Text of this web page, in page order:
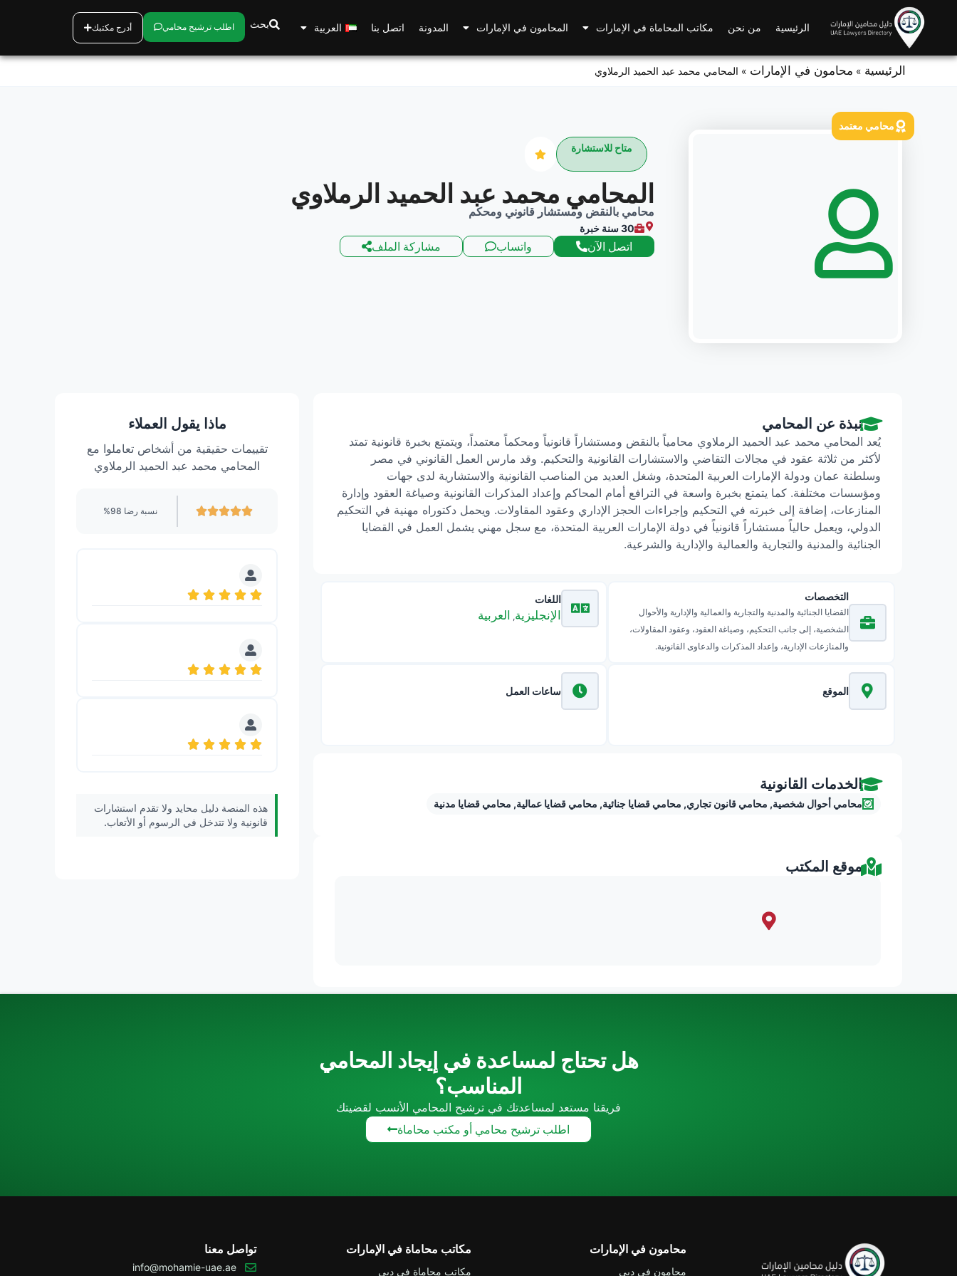
content
الرئيسية من نحن مكاتب المحاماة في الإمارات المحامون في الإمارات المدونة اتصل بنا العربية بحث اطلب ترشيح محامي أدرج مكتبك
الرئيسية » محامون في الإمارات » المحامي محمد عبد الحميد الرملاوي
محامي معتمد
متاح للاستشارة
المحامي محمد عبد الحميد الرملاوي
محامي بالنقض ومستشار قانوني ومحكم
30 سنة خبرة
اتصل الآن واتساب مشاركة الملف
نبذة عن المحامي
يُعد المحامي محمد عبد الحميد الرملاوي محامياً بالنقض ومستشاراً قانونياً ومحكماً معتمداً، ويتمتع بخبرة قانونية تمتد
لأكثر من ثلاثة عقود في مجالات التقاضي والاستشارات القانونية والتحكيم. وقد مارس العمل القانوني في مصر
وسلطنة عمان ودولة الإمارات العربية المتحدة، وشغل العديد من المناصب القانونية والاستشارية لدى جهات
ومؤسسات مختلفة. كما يتمتع بخبرة واسعة في الترافع أمام المحاكم وإعداد المذكرات القانونية وصياغة العقود وإدارة
المنازعات، إضافة إلى خبرته في التحكيم وإجراءات الحجز الإداري وعقود المقاولات. ويحمل دكتوراه مهنية في التحكيم
الدولي، ويعمل حالياً مستشاراً قانونياً في دولة الإمارات العربية المتحدة، مع سجل مهني يشمل العمل في القضايا
الجنائية والمدنية والتجارية والعمالية والإدارية والشرعية.
التخصصات
القضايا الجنائية والمدنية والتجارية والعمالية والإدارية والأحوال
الشخصية، إلى جانب التحكيم، وصياغة العقود، وعقود المقاولات،
والمنازعات الإدارية، وإعداد المذكرات والدعاوى القانونية.
اللغات
الإنجليزية, العربية
الموقع ساعات العمل
الخدمات القانونية
محامي أحوال شخصية, محامي قانون تجاري, محامي قضايا جنائية, محامي قضايا عمالية, محامي قضايا مدنية
موقع المكتب
ماذا يقول العملاء
تقييمات حقيقية من أشخاص تعاملوا مع
المحامي محمد عبد الحميد الرملاوي
نسبة رضا 98%
هذه المنصة دليل محايد ولا تقدم استشارات
قانونية ولا تتدخل في الرسوم أو الأتعاب.
هل تحتاج لمساعدة في إيجاد المحامي
المناسب؟
فريقنا مستعد لمساعدتك في ترشيح المحامي الأنسب لقضيتك
اطلب ترشيح محامي أو مكتب محاماة
محامون في الإمارات
محامون في دبي
مكاتب محاماة في الإمارات
مكاتب محاماة في دبي
تواصل معنا
info@mohamie-uae.ae